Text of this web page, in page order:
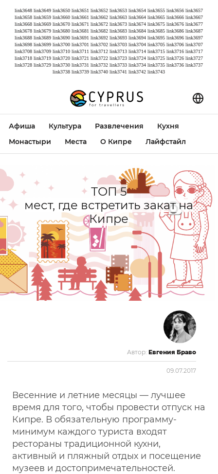
link3648 link3649 link3650 link3651 link3652 link3653 link3654 link3655 link3656 link3657
link3658 link3659 link3660 link3661 link3662 link3663 link3664 link3665 link3666 link3667
link3668 link3669 link3670 link3671 link3672 link3673 link3674 link3675 link3676 link3677
link3678 link3679 link3680 link3681 link3682 link3683 link3684 link3685 link3686 link3687
link3688 link3689 link3690 link3691 link3692 link3693 link3694 link3695 link3696 link3697
link3698 link3699 link3700 link3701 link3702 link3703 link3704 link3705 link3706 link3707
link3708 link3709 link3710 link3711 link3712 link3713 link3714 link3715 link3716 link3717
link3718 link3719 link3720 link3721 link3722 link3723 link3724 link3725 link3726 link3727
link3728 link3729 link3730 link3731 link3732 link3733 link3734 link3735 link3736 link3737
link3738 link3739 link3740 link3741 link3742 link3743
Афиша Культура Развлечения
Кухня
Монастыри
Места О Кипре Лайфстайл
ТОП 5
мест, где встретить закат на
Кипре
Автор: Евгения Браво
09.07.2017
Весенние и летние месяцы — лучшее
время для того, чтобы провести отпуск на
Кипре. В обязательную программу-
минимум каждого туриста входят
рестораны традиционной кухни,
активный и пляжный отдых и посещение
музеев и достопримечательностей.